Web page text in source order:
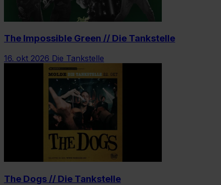
The Impossible Green // Die Tankstelle
16. okt 2026 Die Tankstelle
The Dogs // Die Tankstelle